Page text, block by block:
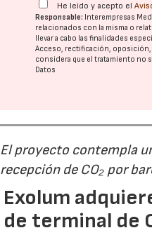
He leído y acepto el
Responsable: Interempresas
relacionados con la misma o
llevar a cabo las finalidades
Acceso, rectificación,
considera que el tratamiento no
Datos
El proyecto contempla
recepción de CO₂ por
Exolum
de terminal de